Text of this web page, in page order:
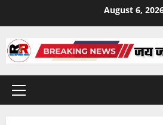
content
August 6,
Primary